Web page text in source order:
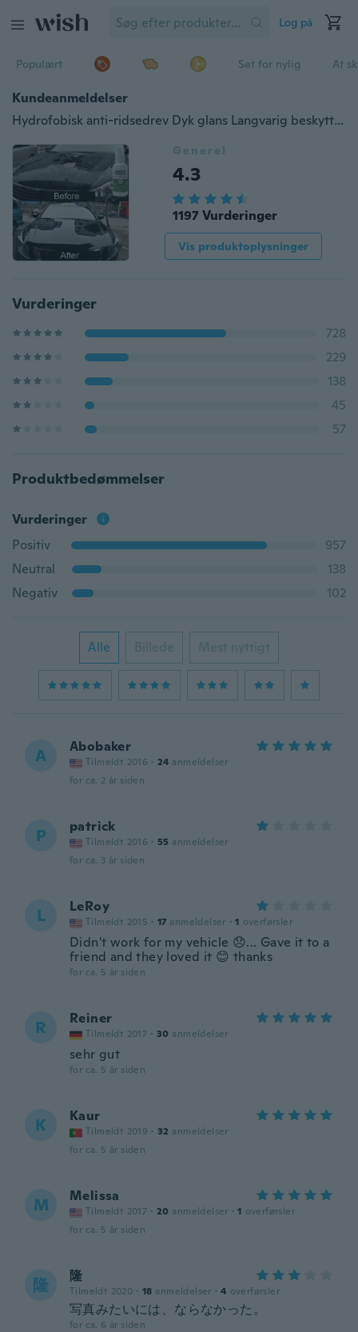
Log på
Populært Set for nylig At
Kundeanmeldelser
Hydrofobisk anti-ridsedrev Dyk glans Langvarig beskyttelse Billakkcoating Auto Malingpleje
Generel
4.3
1197 Vurderinger
Vis produktoplysninger
Vurderinger
728
229
138
45
57
Produktbedømmelser
Vurderinger
Positiv
957
Neutral
138
Negativ
102
Alle Billede Mest nyttigt
A Abobaker
Tilmeldt 2016 · 24 anmeldelser
for ca. 2 år siden
P patrick
Tilmeldt 2016 · 55 anmeldelser
for ca. 3 år siden
L LeRoy
Tilmeldt 2015 · 17 anmeldelser · 1 overførsler
Didn't work for my vehicle 😞... Gave it to a
friend and they loved it 😊 thanks
for ca. 5 år siden
R Reiner
Tilmeldt 2017 · 30 anmeldelser
sehr gut
for ca. 5 år siden
K Kaur
Tilmeldt 2019 · 32 anmeldelser
for ca. 5 år siden
M Melissa
Tilmeldt 2017 · 20 anmeldelser · 1 overførsler
for ca. 5 år siden
隆 隆
Tilmeldt 2020 · 18 anmeldelser · 4 overførsler
写真みたいには、ならなかった。
for ca. 6 år siden